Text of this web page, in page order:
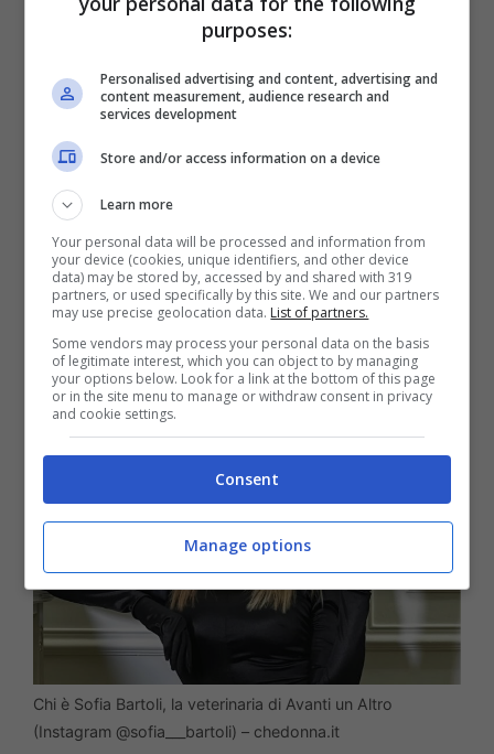
La ragazza ha27 anni, viene daRiminied è
già una che sul palco sa come muoversi.
Sui social è seguita dacirca centomila
follower: non male per chi si affaccia in un
ruolo così iconico. E attenzione, perché
Sofia non è affatto un volto sconosciuto
all’intrattenimento: ha fatto parte del corpo
di ballo di programmi come Italia’s Got
Talent, Battiti Live,L’anno che verrà ,
che il calcioeI Soliti Ignoti.
Chi è Sofia Bartoli, la veterinaria di Avanti un Altro
(Instagram @sofia___bartoli) – chedonna.it
purposes:
Personalised advertising and content, advertising and
content measurement, audience research and
services development
Store and/or access information on a device
Learn more
Your personal data will be processed and information from
your device (cookies, unique identifiers, and other device
data) may be stored by, accessed by and shared with 319
partners, or used specifically by this site. We and our partners
may use precise geolocation data. List of partners.
Some vendors may process your personal data on the basis
of legitimate interest, which you can object to by managing
your options below. Look for a link at the bottom of this page
or in the site menu to manage or withdraw consent in privacy
and cookie settings.
Consent
Manage options